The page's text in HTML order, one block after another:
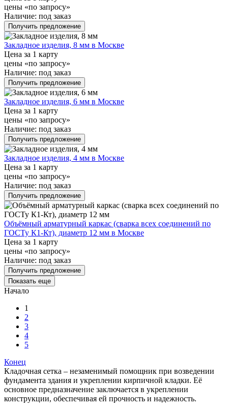
цены «по запросу»
Наличие: под заказ
Получить предложение
Закладное изделия, 8 мм в Москве
Цена за 1 карту
цены «по запросу»
Наличие: под заказ
Получить предложение
Закладное изделия, 6 мм в Москве
Цена за 1 карту
цены «по запросу»
Наличие: под заказ
Получить предложение
Закладное изделия, 4 мм в Москве
Цена за 1 карту
цены «по запросу»
Наличие: под заказ
Получить предложение
Объёмный арматурный каркас (сварка всех соединений по
ГОСТу К1-Кт), диаметр 12 мм в Москве
Цена за 1 карту
цены «по запросу»
Наличие: под заказ
Получить предложение
Показать еще
Начало
1
2
3
4
5
Конец
Кладочная сетка – незаменимый помощник при возведении
фундамента здания и укреплении кирпичной кладки. Её
основное предназначение заключается в укреплении
конструкции, обеспечивая ей прочность и надежность.